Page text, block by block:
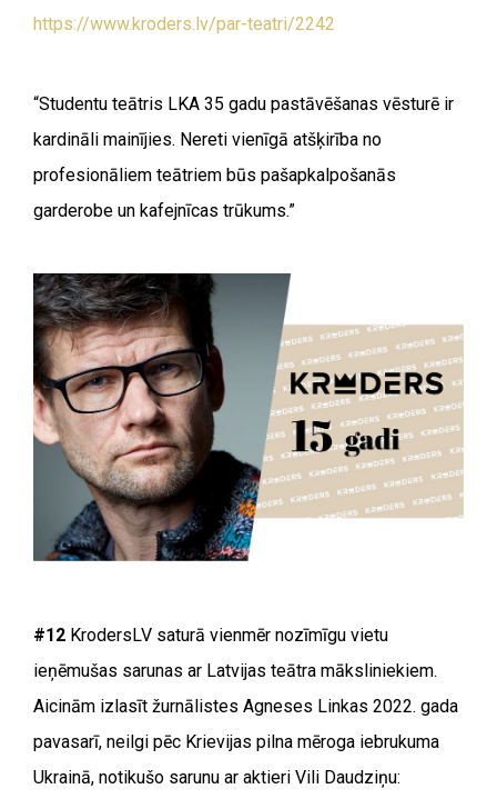
https://www.kroders.lv/par-teatri/2242
“Studentu teātris LKA 35 gadu pastāvēšanas vēsturē ir
kardināli mainījies. Nereti vienīgā atšķirība no
profesionāliem teātriem būs pašapkalpošanās
garderobe un kafejnīcas trūkums.”
#12 KrodersLV saturā vienmēr nozīmīgu vietu
ieņēmušas sarunas ar Latvijas teātra māksliniekiem.
Aicinām izlasīt žurnālistes Agneses Linkas 2022. gada
pavasarī, neilgi pēc Krievijas pilna mēroga iebrukuma
Ukrainā, notikušo sarunu ar aktieri Vili Daudziņu: